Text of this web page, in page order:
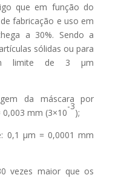
que em função do
fabricação e uso em
a 30%. Sendo a
sólidas ou para
limite de 3 µm
da máscara por
mm (3×10
-3
);
0,1 µm = 0,0001 mm
vezes maior que os